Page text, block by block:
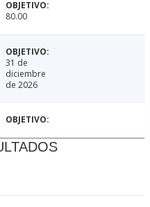
80.00
31 de
diciembre
de 2026